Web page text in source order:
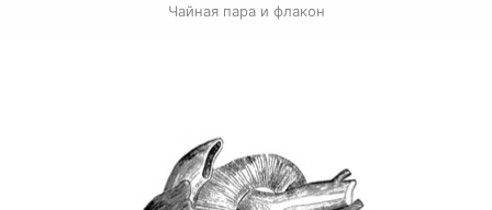
Чайная пара и флакон